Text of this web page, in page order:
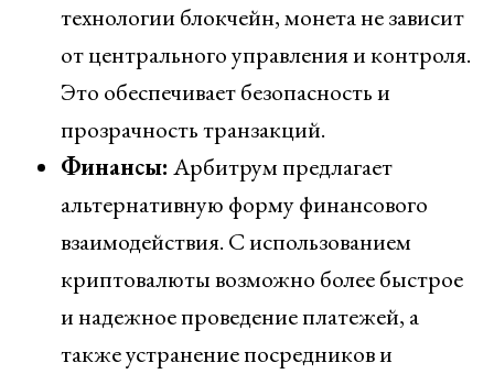
технологии блокчейн, монета не зависит
от центрального управления и контроля.
Это обеспечивает безопасность и
прозрачность транзакций.
Финансы: Арбитрум предлагает
альтернативную форму финансового
взаимодействия. С использованием
криптовалюты возможно более быстрое
и надежное проведение платежей, а
также устранение посредников и